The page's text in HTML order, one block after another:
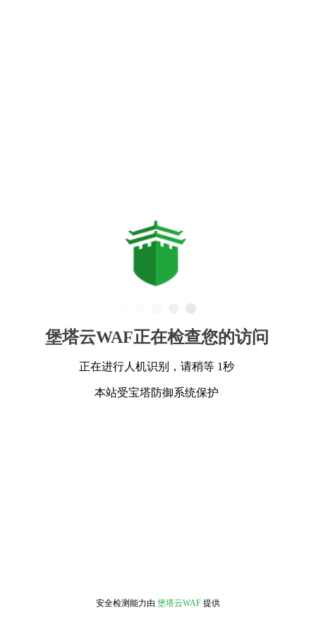
堡塔云WAF正在检查您的访问
正在进行人机识别，请稍等 1秒
本站受宝塔防御系统保护
安全检测能力由 堡塔云WAF 提供